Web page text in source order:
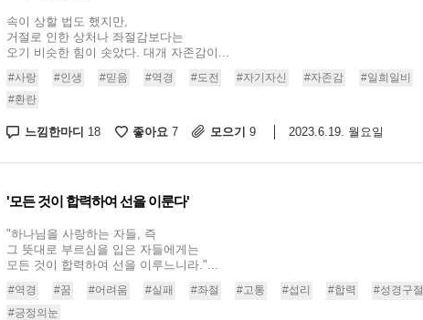
속이 상할 법도 했지만,
거절로 인한 상처나 좌절감보다는
오기 비슷한 힘이 솟았다. 대개 자존감이...
#사랑 #인생 #믿음 #역경 #도전 #자기자신 #자존감 #일희일비
#환란
느낌한마디 18 좋아요 7 모으기 9 2023.6.19. 월요일
'모든 것이 합력하여 선을 이룬다'
"하나님을 사랑하는 자들, 즉
그 뜻대로 부르심을 입은 자들에게는
모든 것이 합력하여 선을 이루느니라."...
#역경 #꿈 #어려움 #실패 #좌절 #고통 #섭리 #합력
#성경구절
#긍정의눈